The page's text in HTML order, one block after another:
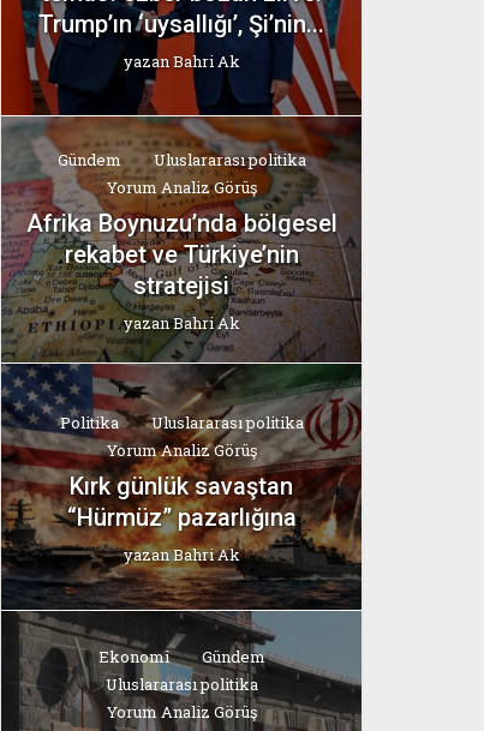
Trump’ın ‘uysallığı’, Şi’nin...
yazanBahri Ak
Gündem
Uluslararası politika
Yorum Analiz Görüş
Afrika Boynuzu’nda bölgesel
rekabet ve Türkiye’nin
stratejisi
yazanBahri Ak
Politika
Uluslararası politika
Yorum Analiz Görüş
Kırk günlük savaştan
“Hürmüz” pazarlığına
yazanBahri Ak
Ekonomi
Gündem
Uluslararası politika
Yorum Analiz Görüş